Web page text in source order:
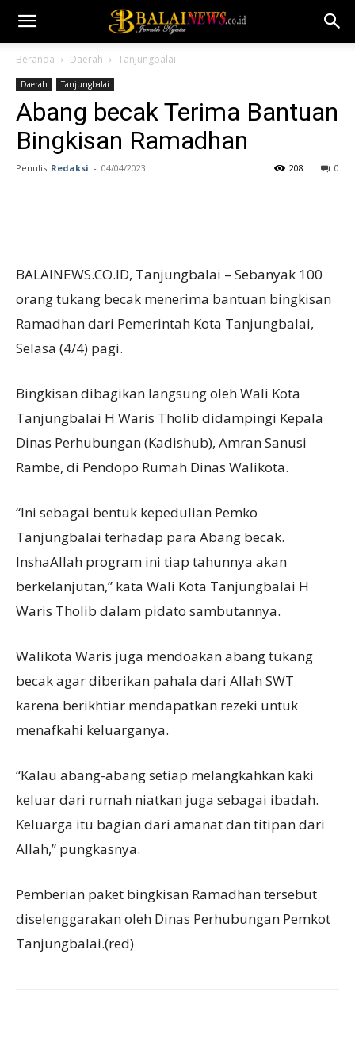
Beranda Daerah Tanjungbalai
Daerah Tanjungbalai
Abang becak Terima Bantuan
Bingkisan Ramadhan
Penulis Redaksi - 04/04/2023 0
208
BALAINEWS.CO.ID, Tanjungbalai – Sebanyak 100
orang tukang becak menerima bantuan bingkisan
Ramadhan dari Pemerintah Kota Tanjungbalai,
Selasa (4/4) pagi.
Bingkisan dibagikan langsung oleh Wali Kota
Tanjungbalai H Waris Tholib didampingi Kepala
Dinas Perhubungan (Kadishub), Amran Sanusi
Rambe, di Pendopo Rumah Dinas Walikota.
“Ini sebagai bentuk kepedulian Pemko
Tanjungbalai terhadap para Abang becak.
InshaAllah program ini tiap tahunnya akan
berkelanjutan,” kata Wali Kota Tanjungbalai H
Waris Tholib dalam pidato sambutannya.
Walikota Waris juga mendoakan abang tukang
becak agar diberikan pahala dari Allah SWT
karena berikhtiar mendapatkan rezeki untuk
menafkahi keluarganya.
“Kalau abang-abang setiap melangkahkan kaki
keluar dari rumah niatkan juga sebagai ibadah.
Keluarga itu bagian dari amanat dan titipan dari
Allah,” pungkasnya.
Pemberian paket bingkisan Ramadhan tersebut
diselenggarakan oleh Dinas Perhubungan Pemkot
Tanjungbalai.(red)